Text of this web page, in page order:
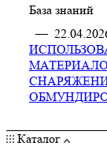
База знаний
—
Каталог